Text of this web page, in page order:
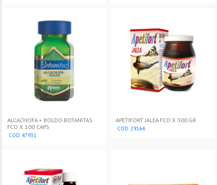
ALCACHOFA + BOLDO BOTANITAS
FCO X 100 CAPS
COD. 47931
APETIFORT JALEA FCO X 300 GR
COD. 29164